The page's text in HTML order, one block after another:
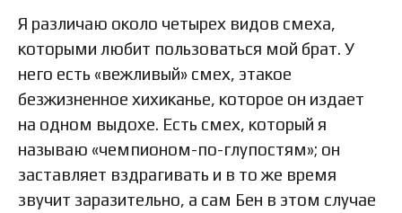
Я различаю около четырех видов смеха,
которыми любит пользоваться мой брат. У
него есть «вежливый» смех, этакое
безжизненное хихиканье, которое он издает
на одном выдохе. Есть смех, который я
называю «чемпионом-по-глупостям»; он
заставляет вздрагивать и в то же время
звучит заразительно, а сам Бен в этом случае